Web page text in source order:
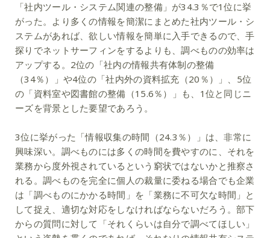
「社内ツール・システム関連の整備」が34.3％で1位に挙
がった。より多くの情報を簡潔にまとめた社内ツール・シ
ステムがあれば、欲しい情報を簡単に入手できるので、手
探りでネットサーフィンをするよりも、調べものの効率は
アップする。2位の「社内の情報共有体制の整備
（34％）」や4位の「社内外の資料拡充（20％）」、5位
の「資料室や図書館の整備（15.6％）」も、1位と同じニ
ーズを背景とした要望であろう。
3位に挙がった「情報収集の時間（24.3％）」は、非常に
興味深い。調べものには多くの時間を費やすのに、それを
業務から度外視されているという窮状ではないかと推察さ
れる。調べものを完全に個人の裁量に委ねる場合でも企業
は「調べものにかかる時間」を「業務に不可欠な時間」と
して捉え、適切な対応をしなければならないだろう。部下
からの質問に対して「それくらいは自分で調べてほしい」